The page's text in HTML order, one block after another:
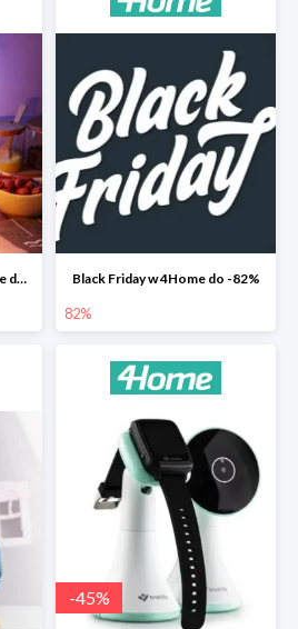
Prezenty na Święta w 4Home do -50% Black Friday w 4Home do -82%
82%
-45%